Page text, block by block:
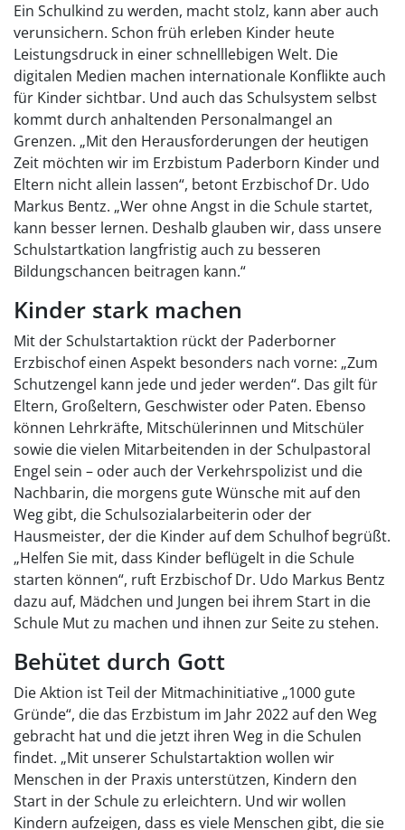
Ein Schulkind zu werden, macht stolz, kann aber auch
verunsichern. Schon früh erleben Kinder heute
Leistungsdruck in einer schnelllebigen Welt. Die
digitalen Medien machen internationale Konflikte auch
für Kinder sichtbar. Und auch das Schulsystem selbst
kommt durch anhaltenden Personalmangel an
Grenzen. „Mit den Herausforderungen der heutigen
Zeit möchten wir im Erzbistum Paderborn Kinder und
Eltern nicht allein lassen“, betont Erzbischof Dr. Udo
Markus Bentz. „Wer ohne Angst in die Schule startet,
kann besser lernen. Deshalb glauben wir, dass unsere
Schulstartkation langfristig auch zu besseren
Bildungschancen beitragen kann.“
Kinder stark machen
Mit der Schulstartaktion rückt der Paderborner
Erzbischof einen Aspekt besonders nach vorne: „Zum
Schutzengel kann jede und jeder werden“. Das gilt für
Eltern, Großeltern, Geschwister oder Paten. Ebenso
können Lehrkräfte, Mitschülerinnen und Mitschüler
sowie die vielen Mitarbeitenden in der Schulpastoral
Engel sein – oder auch der Verkehrspolizist und die
Nachbarin, die morgens gute Wünsche mit auf den
Weg gibt, die Schulsozialarbeiterin oder der
Hausmeister, der die Kinder auf dem Schulhof begrüßt.
„Helfen Sie mit, dass Kinder beflügelt in die Schule
starten können“, ruft Erzbischof Dr. Udo Markus Bentz
dazu auf, Mädchen und Jungen bei ihrem Start in die
Schule Mut zu machen und ihnen zur Seite zu stehen.
Behütet durch Gott
Die Aktion ist Teil der Mitmachinitiative „1000 gute
Gründe“, die das Erzbistum im Jahr 2022 auf den Weg
gebracht hat und die jetzt ihren Weg in die Schulen
findet. „Mit unserer Schulstartaktion wollen wir
Menschen in der Praxis unterstützen, Kindern den
Start in der Schule zu erleichtern. Und wir wollen
Kindern aufzeigen, dass es viele Menschen gibt, die sie